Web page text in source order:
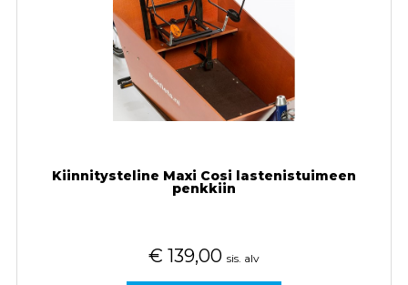
Kiinnitysteline Maxi Cosi lastenistuimeen
penkkiin
€ 139,00 sis. alv